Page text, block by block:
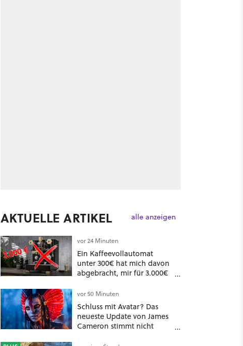
AKTUELLE ARTIKEL alle anzeigen
vor 24 Minuten
Ein Kaffeevollautomat
unter 300€ hat mich davon
abgebracht, mir für 3.000€
vor 50 Minuten
Schluss mit Avatar? Das
neueste Update von James
Cameron stimmt nicht